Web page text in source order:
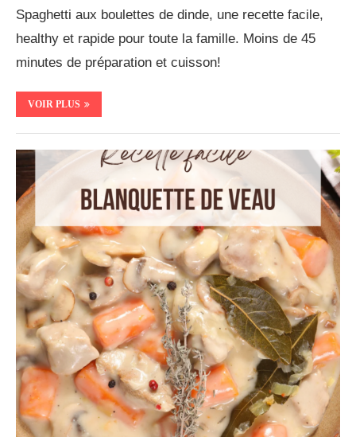
Spaghetti aux boulettes de dinde, une recette facile,
healthy et rapide pour toute la famille. Moins de 45
minutes de préparation et cuisson!
VOIR PLUS